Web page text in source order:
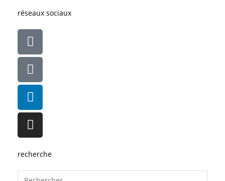
réseaux sociaux
recherche